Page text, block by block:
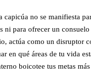
capicúa no se manifiesta
ni para ofrecer un
actúa como un disruptor
en qué áreas de tu vida
boicotee tus metas